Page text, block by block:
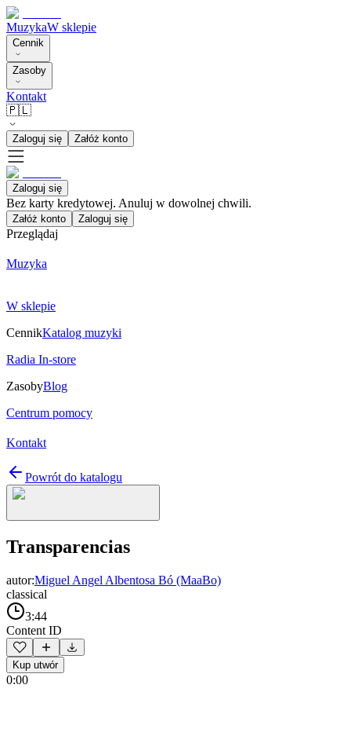
MuzykaW sklepie
Cennik
Zasoby
Kontakt
🇵🇱
Zaloguj się Załóż konto
Zaloguj się
Bez karty kredytowej. Anuluj w dowolnej chwili.
Załóż konto Zaloguj się
Przeglądaj
Muzyka
W sklepie
CennikKatalog muzyki
Radia In-store
ZasobyBlog
Centrum pomocy
Kontakt
Powrót do katalogu
Transparencias
autor:Miguel Angel Albentosa Bó (MaaBo)
classical
3:44
Content ID
Kup utwór
0:00